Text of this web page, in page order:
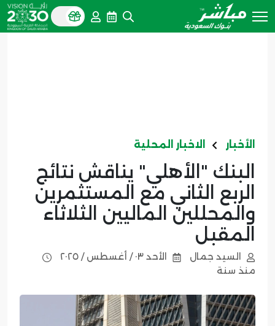
الأخبار الاخبار المحلية
البنك "الأهلي" يناقش نتائج
الربع الثاني مع المستثمرين
والمحللين الماليين الثلاثاء
المقبل
السيد جمال
الأحد ٠٣ / أغسطس / ٢٠٢٥
منذ سنة